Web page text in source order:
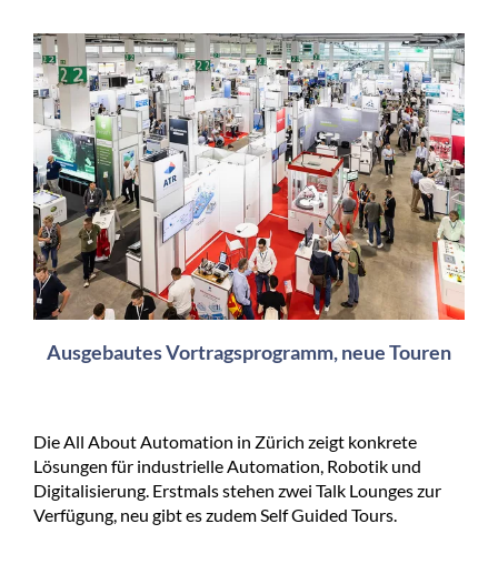
Ausgebautes Vortragsprogramm, neue Touren
Die All About Automation in Zürich zeigt konkrete
Lösungen für industrielle Automation, Robotik und
Digitalisierung. Erstmals stehen zwei Talk Lounges zur
Verfügung, neu gibt es zudem Self Guided Tours.